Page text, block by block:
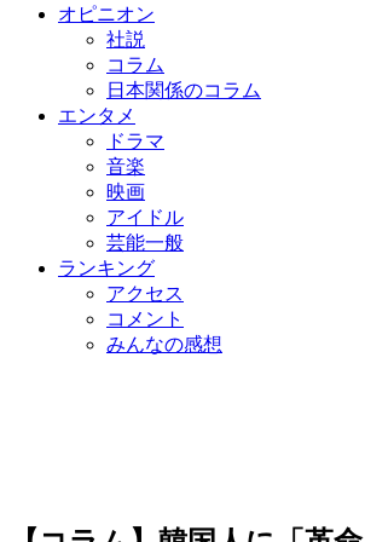
オピニオン
社説
コラム
日本関係のコラム
エンタメ
ドラマ
音楽
映画
アイドル
芸能一般
ランキング
アクセス
コメント
みんなの感想